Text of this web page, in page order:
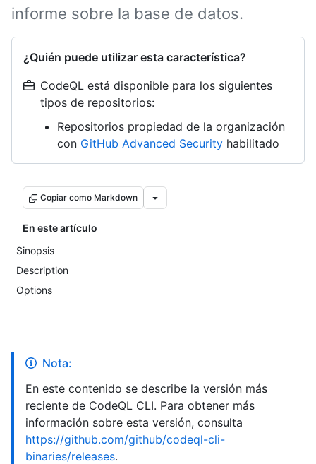
informe sobre la base de datos.
¿Quién puede utilizar esta característica?
CodeQL está disponible para los siguientes
tipos de repositorios:
Repositorios propiedad de la organización
con GitHub Advanced Security habilitado
Copiar como Markdown
En este artículo
Sinopsis
Description
Options
Nota:
En este contenido se describe la versión más
reciente de CodeQL CLI. Para obtener más
información sobre esta versión, consulta
https://github.com/github/codeql-cli-
binaries/releases.